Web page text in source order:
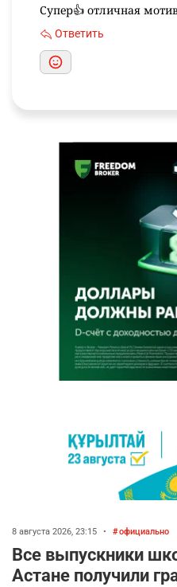
Супер👍 отличная
Ответить
8 августа 2026, 23:15 • официально
Все выпускники
Астане получили